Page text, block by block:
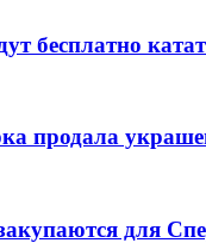
бесплатно
продала
для